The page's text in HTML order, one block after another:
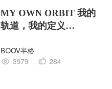
MY OWN ORBIT 我的
轨道，我的定义
对
BOOV半格
3979
284